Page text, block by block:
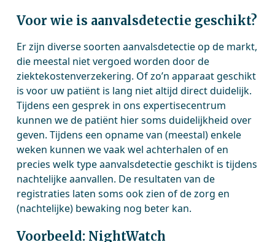
Voor wie is aanvalsdetectie geschikt?
Er zijn diverse soorten aanvalsdetectie op de markt,
die meestal niet vergoed worden door de
ziektekostenverzekering. Of zo’n apparaat geschikt
is voor uw patiënt is lang niet altijd direct duidelijk.
Tijdens een gesprek in ons expertisecentrum
kunnen we de patiënt hier soms duidelijkheid over
geven. Tijdens een opname van (meestal) enkele
weken kunnen we vaak wel achterhalen of en
precies welk type aanvalsdetectie geschikt is tijdens
nachtelijke aanvallen. De resultaten van de
registraties laten soms ook zien of de zorg en
(nachtelijke) bewaking nog beter kan.
Voorbeeld: NightWatch